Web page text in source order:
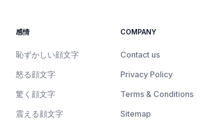
感情
恥ずかしい顔文字
怒る顔文字
驚く顔文字
震える顔文字
COMPANY
Contact us
Privacy Policy
Terms & Conditions
Sitemap